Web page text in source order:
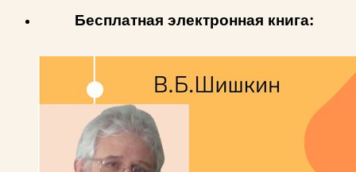
Бесплатная электронная книга: